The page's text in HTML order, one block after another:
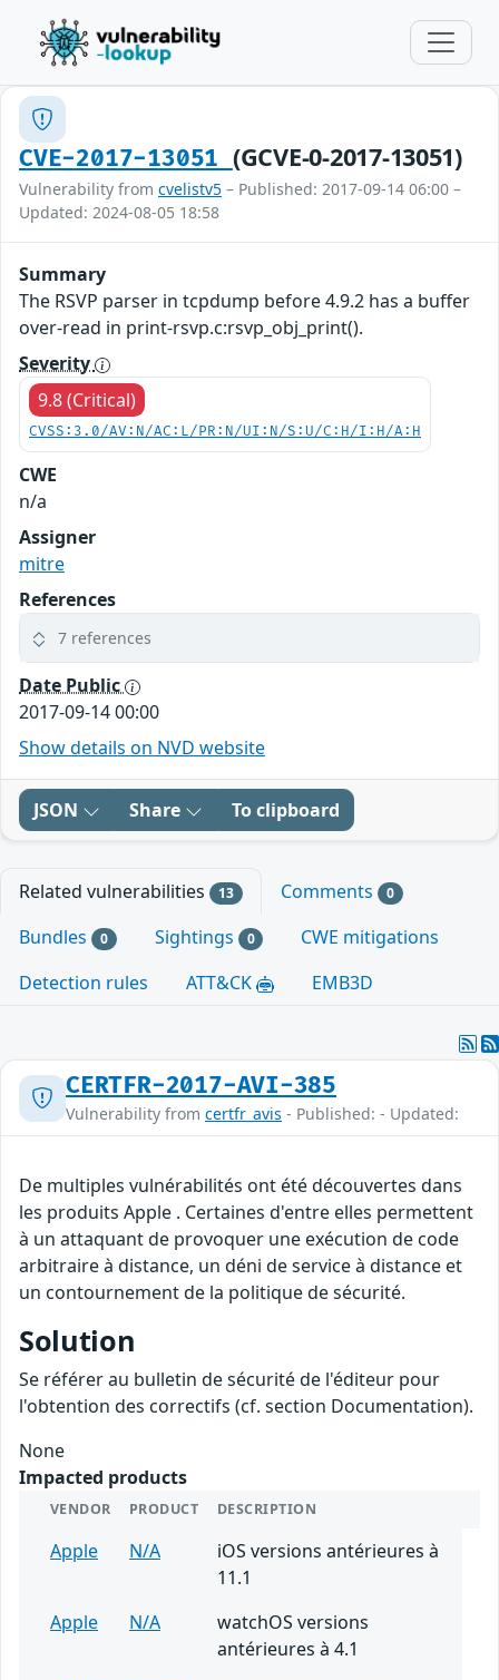
CVE-2017-13051 (GCVE-0-2017-13051)
Vulnerability from cvelistv5 – Published: 2017-09-14 06:00 –
Updated: 2024-08-05 18:58
Summary
The RSVP parser in tcpdump before 4.9.2 has a buffer
over-read in print-rsvp.c:rsvp_obj_print().
Severity
9.8 (Critical)
CVSS:3.0/AV:N/AC:L/PR:N/UI:N/S:U/C:H/I:H/A:H
CWE
n/a
Assigner
mitre
References
7 references
Date Public
2017-09-14 00:00
Show details on NVD website
JSON Share To clipboard
Related vulnerabilities 13 Comments 0
Bundles 0 Sightings 0
CWE mitigations
Detection rules
ATT&CK EMB3D
CERTFR-2017-AVI-385
Vulnerability from certfr_avis - Published: - Updated:
De multiples vulnérabilités ont été découvertes dans
les produits Apple . Certaines d'entre elles permettent
à un attaquant de provoquer une exécution de code
arbitraire à distance, un déni de service à distance et
un contournement de la politique de sécurité.
Solution
Se référer au bulletin de sécurité de l'éditeur pour
l'obtention des correctifs (cf. section Documentation).
None
Impacted products
VENDOR PRODUCT DESCRIPTION
Apple N/A
iOS versions antérieures à
11.1
Apple
N/A
watchOS versions
antérieures à 4.1